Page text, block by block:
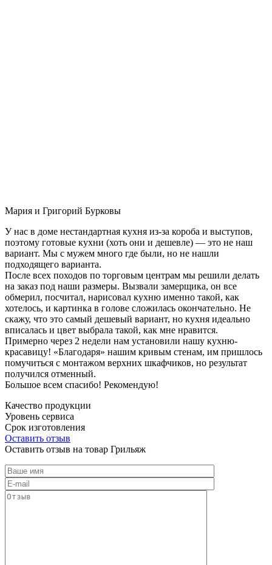
Мария и Григорий Бурковы
У нас в доме нестандартная кухня из-за короба и выступов,
поэтому готовые кухни (хоть они и дешевле) — это не наш
вариант. Мы с мужем много где были, но не нашли
подходящего варианта.
После всех походов по торговым центрам мы решили делать
на заказ под наши размеры. Вызвали замерщика, он все
обмерил, посчитал, нарисовал кухню именно такой, как
хотелось, и картинка в голове сложилась окончательно. Не
скажу, что это самый дешевый вариант, но кухня идеально
вписалась и цвет выбрала такой, как мне нравится.
Примерно через 2 недели нам установили нашу кухню-
красавицу! «Благодаря» нашим кривым стенам, им пришлось
помучиться с монтажом верхних шкафчиков, но результат
получился отменный.
Большое всем спасибо! Рекомендую!
Качество продукции
Уровень сервиса
Срок изготовления
Оставить отзыв
Оставить отзыв на товар Грильяж